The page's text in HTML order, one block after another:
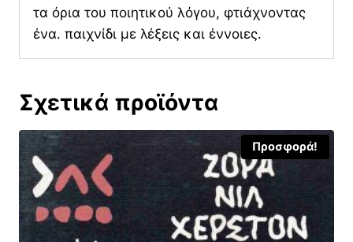
τα όρια του ποιητικού λόγου, φτιάχνοντας
ένα. παιχνίδι με λέξεις και έννοιες.
Σχετικά προϊόντα
Προσφορά!